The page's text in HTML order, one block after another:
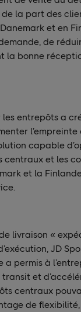
la part des
et en
de
bonne
entrepôts a
capable
et les
et la
livraison «
JD
permis à
et
centraux
de